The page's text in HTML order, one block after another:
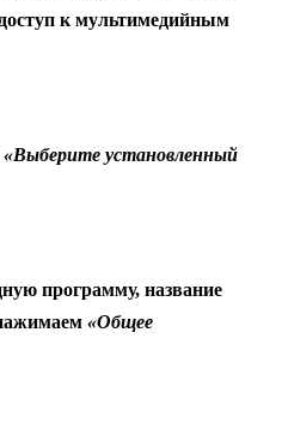
к мультимедийным
«Выберите установленный
программу, название
«Общее